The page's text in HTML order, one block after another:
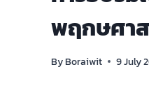
พฤกษศาส
ByBoraiwit 9 July